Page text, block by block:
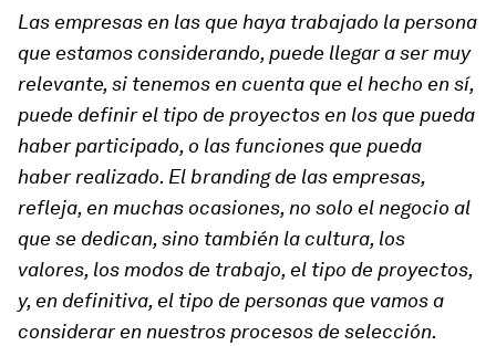
Las empresas en las que haya trabajado la persona
que estamos considerando, puede llegar a ser muy
relevante, si tenemos en cuenta que el hecho en sí,
puede definir el tipo de proyectos en los que pueda
haber participado, o las funciones que pueda
haber realizado. El branding de las empresas,
refleja, en muchas ocasiones, no solo el negocio al
que se dedican, sino también la cultura, los
valores, los modos de trabajo, el tipo de proyectos,
y, en definitiva, el tipo de personas que vamos a
considerar en nuestros procesos de selección.​